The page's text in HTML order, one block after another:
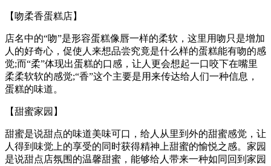
【吻柔香蛋糕店】
店名中的“吻”是形容蛋糕像唇一样的柔软，这里用吻只是增加
人的好奇心，促使人来想品尝究竟是什么样的蛋糕能有吻的感
觉;而“柔”体现出蛋糕的口感，让人更会想起一口咬下在嘴里
柔柔软软的感觉;“香”这个主要是用来传达给人们一种信息，
蛋糕的味道。
【甜蜜家园】
甜蜜是说甜点的味道美味可口，给人从里到外的甜蜜感觉，让
人得到味觉上的享受的同时获得精神上甜蜜的愉悦之感。家园
是说甜点店氛围的温馨甜蜜，能够给人带来一种如同回到家园